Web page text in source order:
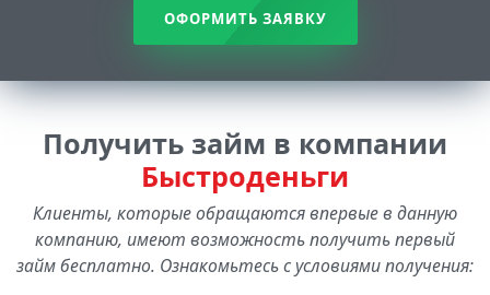
ОФОРМИТЬ ЗАЯВКУ
Получить займ в компании
Быстроденьги
Клиенты, которые обращаются впервые в данную
компанию, имеют возможность получить первый
займ бесплатно. Ознакомьтесь с условиями получения: